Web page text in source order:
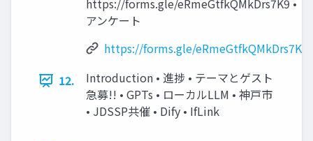
https://forms.gle/eRmeGtfkQMkDrs7K9 •
アンケート
https://forms.gle/eRmeGtfkQMkDrs7K9
12.
Introduction • 進捗 • テーマとゲスト
急募!! • GPTs • ローカルLLM • 神戸市
• JDSSP共催 • Dify • IfLink